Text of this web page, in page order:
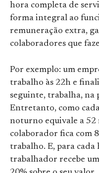
hora completa de
forma integral ao
remuneração extra,
colaboradores que
Por exemplo: um
trabalho às 22h e
seguinte, trabalha, na
Entretanto, como
noturno equivale a 52
colaborador fica com
trabalho. E, para
trabalhador recebe